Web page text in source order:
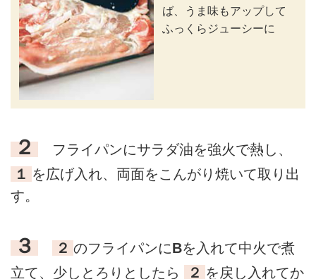
ば、うま味もアップして
ふっくらジューシーに
２
フライパンにサラダ油を強火で熱し、
１ を広げ入れ、両面をこんがり焼いて取り出
す。
３ ２ のフライパンにBを入れて中火で煮
立て、少しとろりとしたら
２ を戻し入れてか